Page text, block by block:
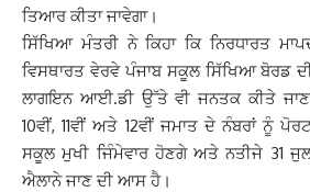
ਤਿਆਰ ਕੀਤਾ ਜਾਵੇਗਾ।
ਸਿੱਖਿਆ ਮੰਤਰੀ ਨੇ ਕਿਹਾ ਕਿ ਨਿਰਧਾਰਤ
ਵਿਸਥਾਰਤ ਵੇਰਵੇ ਪੰਜਾਬ ਸਕੂਲ ਸਿੱਖਿਆ ਬੋਰਡ
ਲਾਗਇਨ ਆਈ.ਡੀ ਉੱਤੇ ਵੀ ਜਨਤਕ ਕੀਤੇ
10ਵੀਂ, 11ਵੀਂ ਅਤੇ 12ਵੀਂ ਜਮਾਤ ਦੇ ਨੰਬਰਾਂ ਨੂੰ
ਸਕੂਲ ਮੁਖੀ ਜਿੰਮੇਵਾਰ ਹੋਣਗੇ ਅਤੇ ਨਤੀਜੇ 31
ਐਲਾਨੇ ਜਾਣ ਦੀ ਆਸ ਹੈ।